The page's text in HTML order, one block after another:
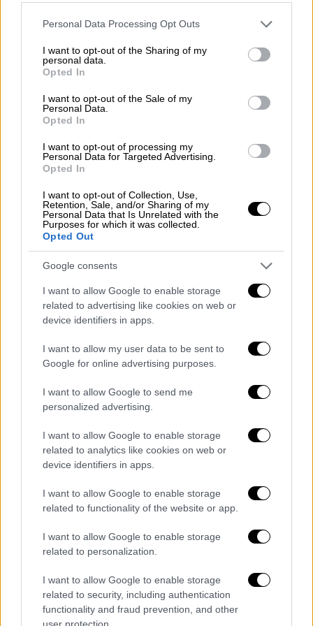
Please note that this website/app uses one or more Google
not limited to your visit or usage behaviour. You may click to
grant or deny consent to Google and its third-party tags to
use your data for below specified purposes in below Google
consent section.
Personal Data Processing Opt Outs
I want to opt-out of the Sharing of my
personal data.
Opted In
I want to opt-out of the Sale of my
Personal Data.
Opted In
I want to opt-out of processing my
Personal Data for Targeted Advertising.
Opted In
I want to opt-out of Collection, Use,
Retention, Sale, and/or Sharing of my
Personal Data that Is Unrelated with the
Purposes for which it was collected.
Opted Out
Google consents
I want to allow Google to enable storage
related to advertising like cookies on web or
device identifiers in apps.
I want to allow my user data to be sent to
Google for online advertising purposes.
I want to allow Google to send me
personalized advertising.
I want to allow Google to enable storage
related to analytics like cookies on web or
device identifiers in apps.
I want to allow Google to enable storage
related to functionality of the website or app.
I want to allow Google to enable storage
related to personalization.
I want to allow Google to enable storage
related to security, including authentication
functionality and fraud prevention, and other
user protection.
καταρρίψτε μαχητικό
Σοκαριστικό είναι το δημοσίευμα-
αποκάλυψη της γερμανικής εφημερίδαςDie
που φέρει τον Τούρκο Πρόεδρο,
Ρετζέπ
Ταγίπ Ερντογάν να έχει ζητήσει από τους
στρατηγούς του να προκαλέσουν ένα
επεισόδιο,βυθίζοντας ελληνικό πλοίο ή
καταρρίπτοντας ελληνικό μαχητικό
αεροσκάφος.
Το δημοσίευμα της γερμανικής εφημερίδας
Die Welt αποκάλυψε το Open Tv. Σύμφωνα με
το Ανοιχτό Κανάλι και τον ανταποκριτή στο
Βερολίνο, Παντελή Βαλασσόπουλο, η
εφημερίδα επικαλείται τουρκικές
Κωνσταντινούπολη και ενδιαφέρον έχει η
αντίδραση των Τούρκων στρατηγών
στη διαταγή τουΡετζέπ Ταγίπ Ερντογάν.
Το δημοσίευμα αναφέρει:
«Πριν από λίγες ημέρες ο Πρόεδρος
Ερντογάν,διέταξε τους στρατηγούς του να